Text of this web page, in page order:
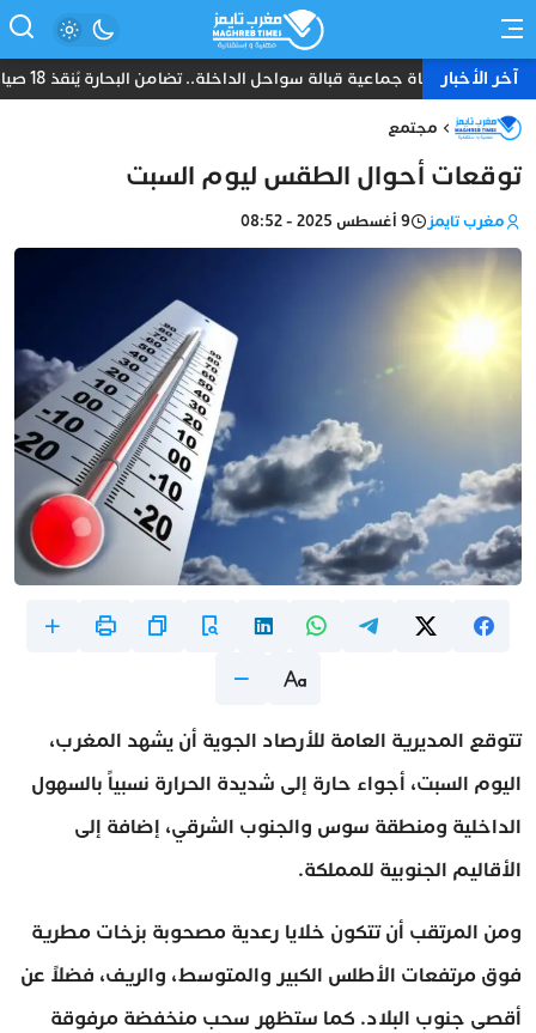
آخر الأخبارنجاة جماعية قبالة سواحل الداخلة.. تضامن البحارة يُنقذ 18 صياداً من غرق مركب “أمانة”
مجتمع
توقعات أحوال الطقس ليوم السبت
مغرب تايمز 9 أغسطس 2025 - 08:52
تتوقع المديرية العامة للأرصاد الجوية أن يشهد المغرب،
اليوم السبت، أجواء حارة إلى شديدة الحرارة نسبياً بالسهول
الداخلية ومنطقة سوس والجنوب الشرقي، إضافة إلى
الأقاليم الجنوبية للمملكة.
ومن المرتقب أن تتكون خلايا رعدية مصحوبة بزخات مطرية
فوق مرتفعات الأطلس الكبير والمتوسط، والريف، فضلاً عن
أقصى جنوب البلاد. كما ستظهر سحب منخفضة مرفوقة